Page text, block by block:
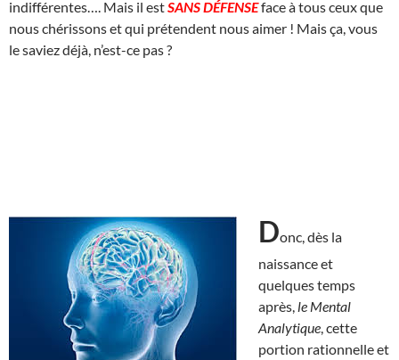
indifférentes…. Mais il estSANS DÉFENSEface à tous ceux que
nous chérissons et qui prétendent nous aimer ! Mais ça, vous
le saviez déjà, n’est-ce pas ?
Donc, dès la
naissance et
quelques temps
après, le Mental
Analytique , cette
portion rationnelle et